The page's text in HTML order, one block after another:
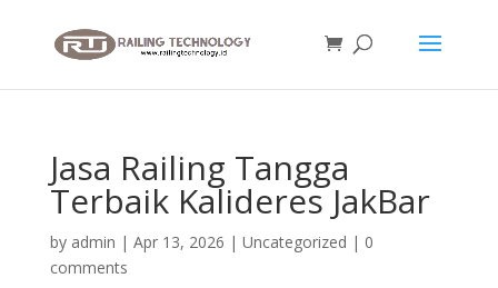
Jasa Railing Tangga
Terbaik Kalideres JakBar
by admin | Apr 13, 2026 | Uncategorized | 0
comments